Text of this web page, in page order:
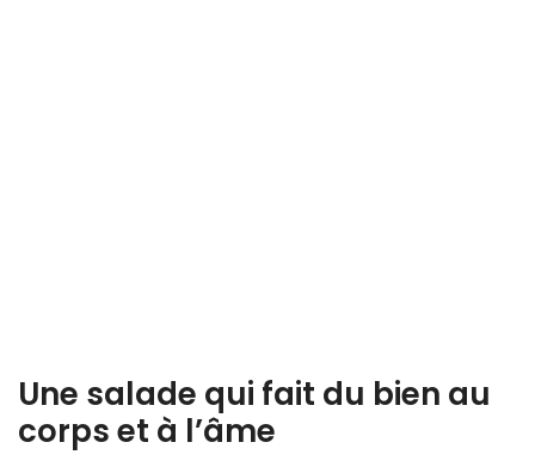
Une salade qui fait du bien au
corps et à l’âme